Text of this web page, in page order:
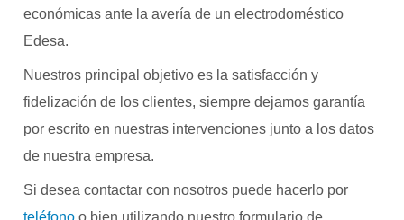
económicas ante la avería de un electrodoméstico
Edesa.
Nuestros principal objetivo es la satisfacción y
fidelización de los clientes, siempre dejamos garantía
por escrito en nuestras intervenciones junto a los datos
de nuestra empresa.
Si desea contactar con nosotros puede hacerlo por
teléfono o bien utilizando nuestro formulario de